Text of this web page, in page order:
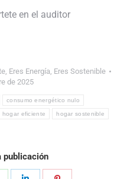
en el auditor
, Eres Energía, Eres Sostenible
de 2025
consumo energético nulo
hogar eficiente hogar sostenible
publicación